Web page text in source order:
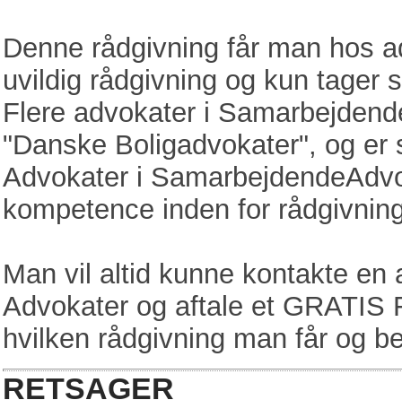
Denne rådgivning får man hos
uvildig rådgivning og kun tager
Flere advokater i
"Danske Boligadvokater", og
Advokater i
kompetence inden for
Man vil altid kunne kontakte en
Advokater og aftale et
hvilken rådgivning man får og
RETSAGER